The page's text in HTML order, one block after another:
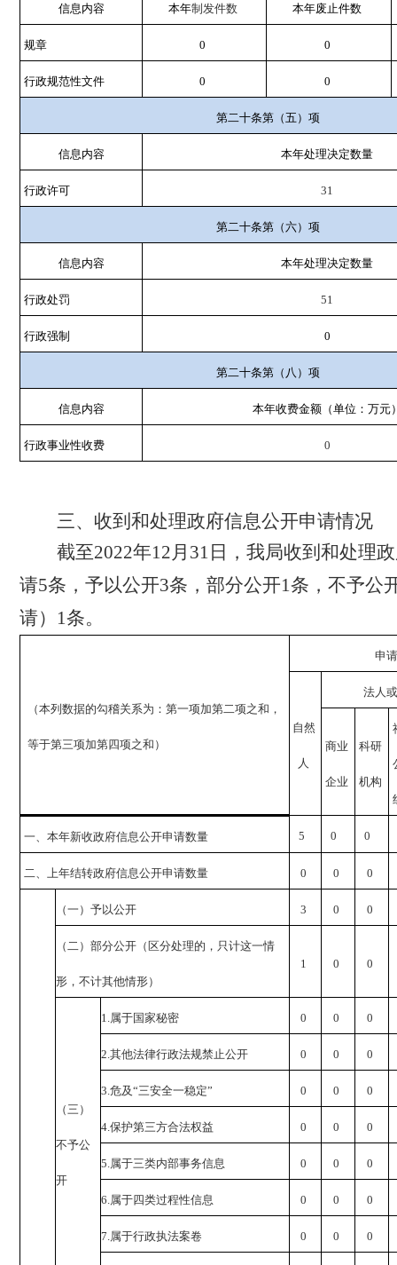
信息内容 本年制发件数 本年废止件数
规章 0 0
行政规范性文件 0 0
第二十条第（五）项
信息内容 本年处理决定数量
行政许可 31
第二十条第（六）项
信息内容 本年处理决定数量
行政处罚 51
行政强制 0
第二十条第（八）项
信息内容 本年收费金额（单位：万元
行政事业性收费 0
三、收到和处理政府信息公开申请情况
截至2022年12月 31 日，我局收到和处理
请5条，予以公开3条，部分公开1条，不予公
请） 1条。
（本列数据的勾稽关系为：第一项加第二项之和，
等于第三项加第四项之和）
申
自然
人
法人
商业
企业
科研
机构
一、本年新收政府信息公开申请数量 5 0 0
二、上年结转政府信息公开申请数量 0 0 0
（一）予以公开 3 0 0
（二）部分公开（区分处理的，只计这一情
形，不计其他情形）
1 0 0
（三）
不予公
开
1.属于国家秘密 0 0 0
2.其他法律行政法规禁止公开 0 0 0
3.危及“三安全一稳定” 0 0 0
4.保护第三方合法权益 0 0 0
5.属于三类内部事务信息 0 0 0
6.属于四类过程性信息 0 0 0
7.属于行政执法案卷 0 0 0